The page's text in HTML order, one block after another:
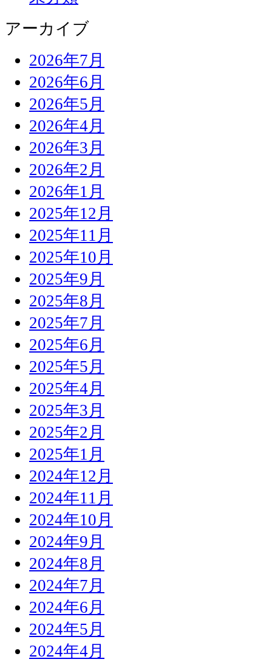
アーカイブ
2026年7月
2026年6月
2026年5月
2026年4月
2026年3月
2026年2月
2026年1月
2025年12月
2025年11月
2025年10月
2025年9月
2025年8月
2025年7月
2025年6月
2025年5月
2025年4月
2025年3月
2025年2月
2025年1月
2024年12月
2024年11月
2024年10月
2024年9月
2024年8月
2024年7月
2024年6月
2024年5月
2024年4月